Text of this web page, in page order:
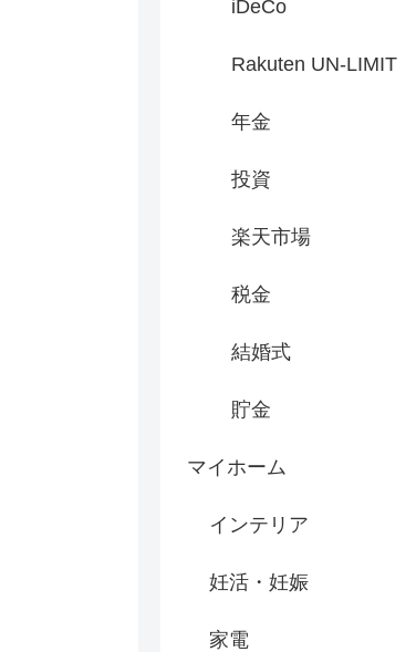
iDeCo
Rakuten UN-LIMIT
年金
投資
楽天市場
税金
結婚式
貯金
マイホーム
インテリア
妊活・妊娠
家電